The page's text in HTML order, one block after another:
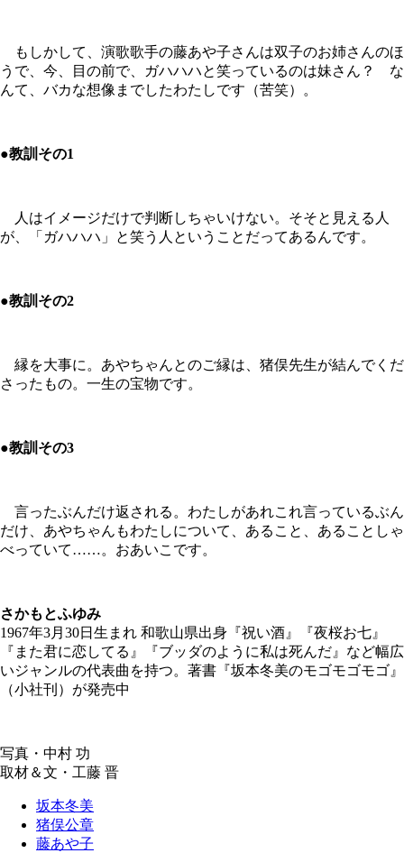
もしかして、演歌歌手の藤あや子さんは双子のお姉さんのほ
うで、今、目の前で、ガハハハと笑っているのは妹さん？ な
んて、バカな想像までしたわたしです（苦笑）。
●教訓その1
人はイメージだけで判断しちゃいけない。そそと見える人
が、「ガハハハ」と笑う人ということだってあるんです。
●教訓その2
縁を大事に。あやちゃんとのご縁は、猪俣先生が結んでくだ
さったもの。一生の宝物です。
●教訓その3
言ったぶんだけ返される。わたしがあれこれ言っているぶん
だけ、あやちゃんもわたしについて、あること、あることしゃ
べっていて……。おあいこです。
さかもとふゆみ
1967年3月30日生まれ 和歌山県出身『祝い酒』『夜桜お七』
『また君に恋してる』『ブッダのように私は死んだ』など幅広
いジャンルの代表曲を持つ。著書『坂本冬美のモゴモゴモゴ』
（小社刊）が発売中
写真・中村 功
取材＆文・工藤 晋
坂本冬美
猪俣公章
藤あや子